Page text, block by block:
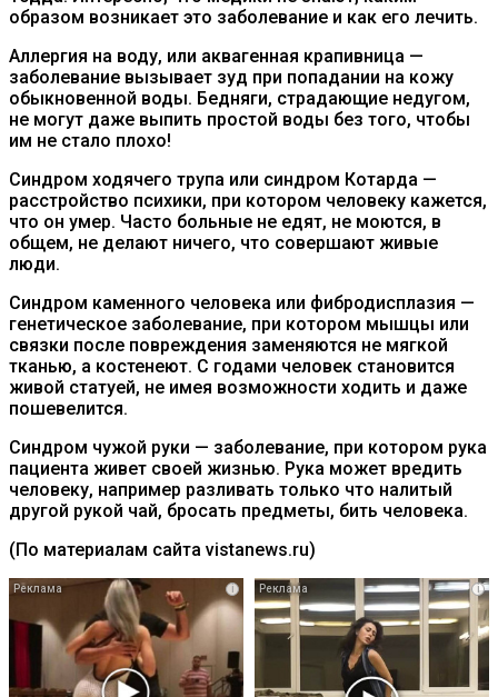
образом возникает это заболевание и как его лечить.
Аллергия на воду, или аквагенная крапивница —
заболевание вызывает зуд при попадании на кожу
обыкновенной воды. Бедняги, страдающие недугом,
не могут даже выпить простой воды без того, чтобы
им не стало плохо!
Синдром ходячего трупа или синдром Котарда —
расстройство психики, при котором человеку кажется,
что он умер. Часто больные не едят, не моются, в
общем, не делают ничего, что совершают живые
люди.
Синдром каменного человека или фибродисплазия —
генетическое заболевание, при котором мышцы или
связки после повреждения заменяются не мягкой
тканью, а костенеют. С годами человек становится
живой статуей, не имея возможности ходить и даже
пошевелится.
Синдром чужой руки — заболевание, при котором рука
пациента живет своей жизнью. Рука может вредить
человеку, например разливать только что налитый
другой рукой чай, бросать предметы, бить человека.
(По материалам сайта vistanews.ru)
i i